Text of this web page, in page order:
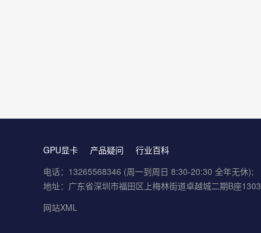
GPU显卡 产品疑问
行业百科
电话：13265568346 (周一到周日 8:30-20:30 全年无休);
地址：广东省深圳市福田区上梅林街道卓越城二期B座1303
网站XML